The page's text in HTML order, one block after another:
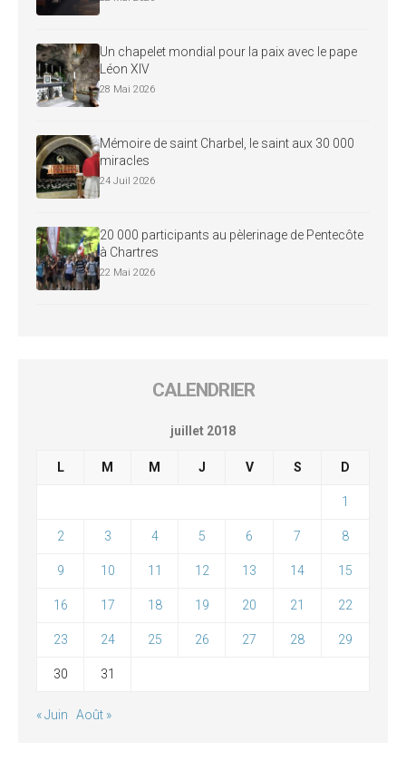
Un chapelet mondial pour la paix avec le pape
Léon XIV
28 Mai 2026
Mémoire de saint Charbel, le saint aux 30 000
miracles
24 Juil 2026
20 000 participants au pèlerinage de Pentecôte
à Chartres
22 Mai 2026
CALENDRIER
juillet 2018
L M M J V S D
1
2 3 4 5 6 7 8
9 10 11 12 13 14 15
16 17 18 19 20 21 22
23 24 25 26 27 28 29
30 31
« Juin Août »